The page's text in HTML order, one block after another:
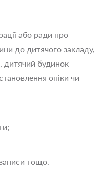
або ради про
до дитячого закладу,
дитячий будинок
опіки чи
тощо.